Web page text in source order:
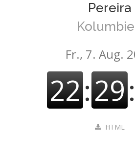
Pereira
Fr., 7. Aug.
22:29:
HTML